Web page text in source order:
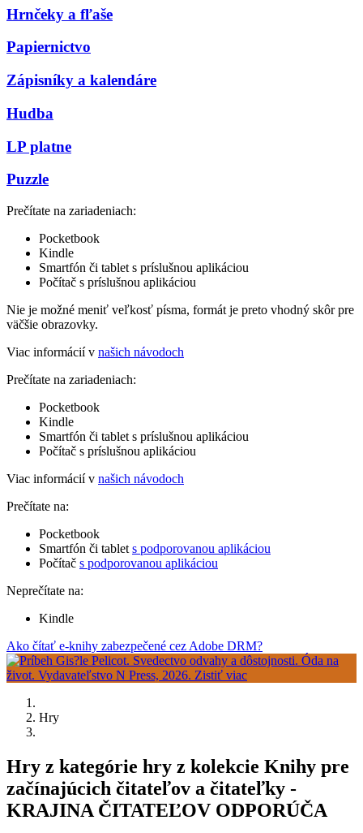
Hrnčeky a fľaše
Papiernictvo
Zápisníky a kalendáre
Hudba
LP platne
Puzzle
Prečítate na zariadeniach:
Pocketbook
Kindle
Smartfón či tablet s príslušnou aplikáciou
Počítač s príslušnou aplikáciou
Nie je možné meniť veľkosť písma, formát je preto vhodný skôr pre
väčšie obrazovky.
Viac informácií v našich návodoch
Prečítate na zariadeniach:
Pocketbook
Kindle
Smartfón či tablet s príslušnou aplikáciou
Počítač s príslušnou aplikáciou
Viac informácií v našich návodoch
Prečítate na:
Pocketbook
Smartfón či tablet s podporovanou aplikáciou
Počítač s podporovanou aplikáciou
Neprečítate na:
Kindle
Ako čítať e-knihy zabezpečené cez Adobe DRM?
Hry
Hry z kategórie hry z kolekcie Knihy pre
začínajúcich čitateľov a čitateľky -
KRAJINA ČITATEĽOV ODPORÚČA